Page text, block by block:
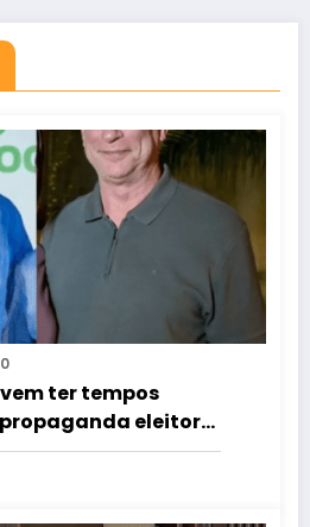
0
ter tempos
eleitoral